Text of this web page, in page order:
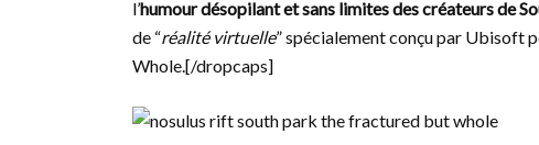
l’humour désopilant et sans limites des créateurs de
de “réalité virtuelle” spécialement conçu par Ubisoft
Whole.[/dropcaps]